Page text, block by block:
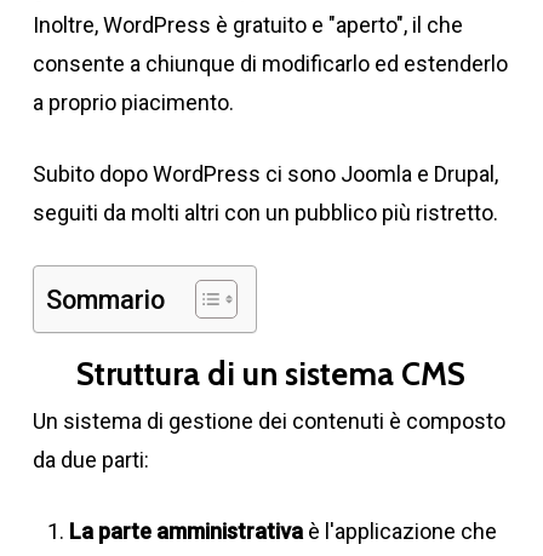
Inoltre, WordPress è gratuito e "aperto", il che
consente a chiunque di modificarlo ed estenderlo
a proprio piacimento.
Subito dopo WordPress ci sono Joomla e Drupal,
seguiti da molti altri con un pubblico più ristretto.
Sommario
Struttura di un sistema CMS
Un sistema di gestione dei contenuti è composto
da due parti:
La parte amministrativaè l'applicazione che